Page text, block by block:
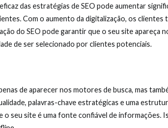
das estratégias de SEO pode aumentar
Com o aumento da digitalização, os clientes
do SEO pode garantir que o seu site apareça
de ser selecionado por clientes potenciais.
de aparecer nos motores de busca, mas
palavras-chave estratégicas e uma
seu site é uma fonte confiável de informações.